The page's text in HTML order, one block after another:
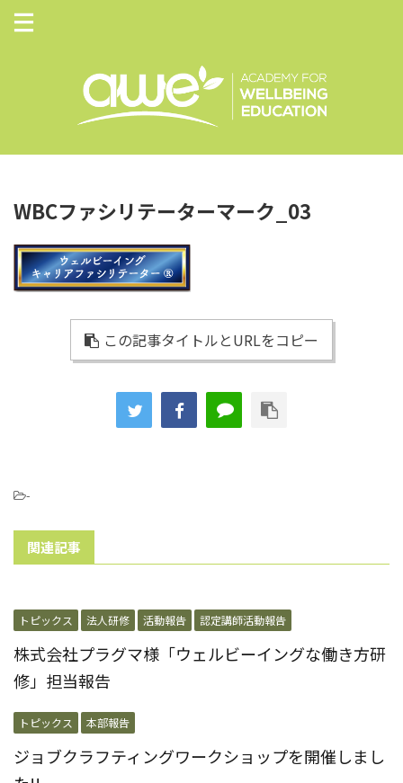
WBCファシリテーターマーク_03
この記事タイトルとURLをコピー
-
関連記事
トピックス 法人研修 活動報告 認定講師活動報告
株式会社プラグマ様「ウェルビーイングな働き方研
修」担当報告
トピックス 本部報告
ジョブクラフティングワークショップを開催しまし